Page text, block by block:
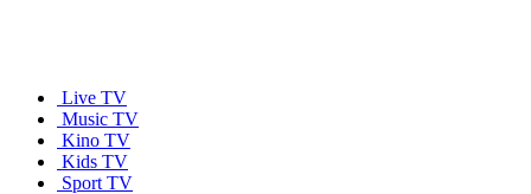
Live TV
Music TV
Kino TV
Kids TV
Sport TV